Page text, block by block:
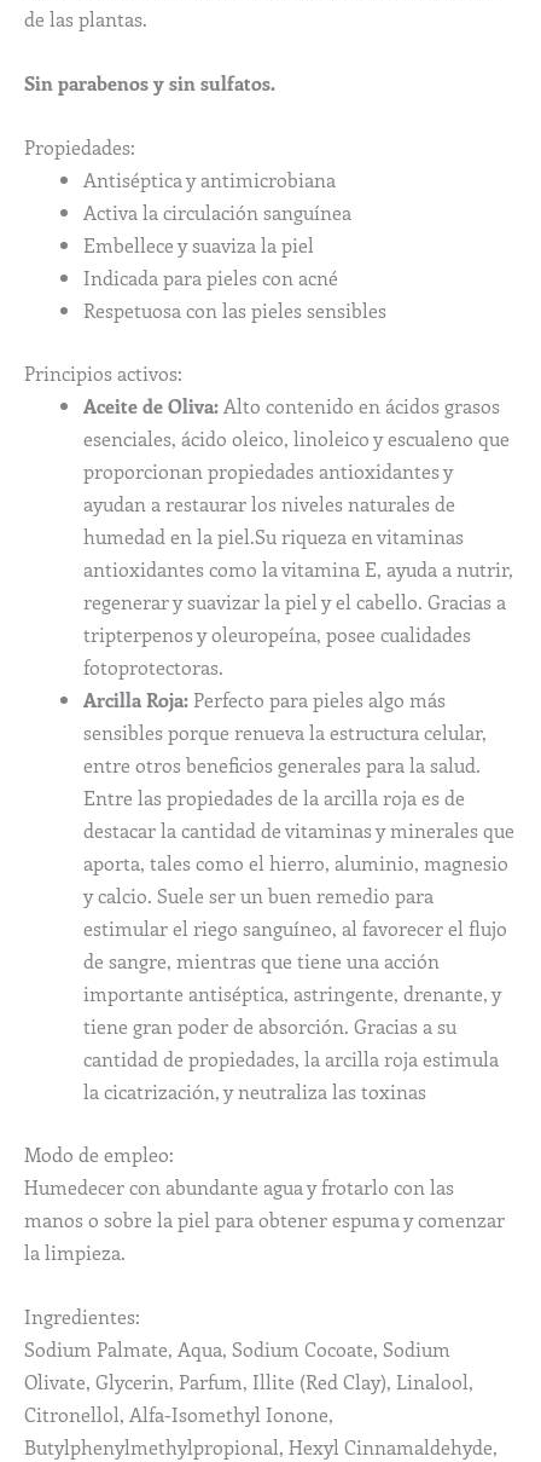
de las plantas.
Sin parabenos y sin sulfatos.
Propiedades:
Antiséptica y antimicrobiana
Activa la circulación sanguínea
Embellece y suaviza la piel
Indicada para pieles con acné
Respetuosa con las pieles sensibles
Principios activos:
Aceite de Oliva: Alto contenido en ácidos grasos
esenciales, ácido oleico, linoleico y escualeno que
proporcionan propiedades antioxidantes y
ayudan a restaurar los niveles naturales de
humedad en la piel.Su riqueza en vitaminas
antioxidantes como la vitamina E, ayuda a nutrir,
regenerar y suavizar la piel y el cabello. Gracias a
tripterpenos y oleuropeína, posee cualidades
fotoprotectoras.
Arcilla Roja: Perfecto para pieles algo más
sensibles porque renueva la estructura celular,
entre otros beneficios generales para la salud.
Entre las propiedades de la arcilla roja es de
destacar la cantidad de vitaminas y minerales que
aporta, tales como el hierro, aluminio, magnesio
y calcio. Suele ser un buen remedio para
estimular el riego sanguíneo, al favorecer el flujo
de sangre, mientras que tiene una acción
importante antiséptica, astringente, drenante, y
tiene gran poder de absorción. Gracias a su
cantidad de propiedades, la arcilla roja estimula
la cicatrización, y neutraliza las toxinas
Modo de empleo:
Humedecer con abundante agua y frotarlo con las
manos o sobre la piel para obtener espuma y comenzar
la limpieza.
Ingredientes:
Sodium Palmate, Aqua, Sodium Cocoate, Sodium
Olivate, Glycerin, Parfum, Illite (Red Clay), Linalool,
Citronellol, Alfa-Isomethyl Ionone,
Butylphenylmethylpropional, Hexyl Cinnamaldehyde,